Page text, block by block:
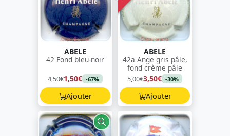
ABELE
42 Fond bleu-noir
4,50€1,50€ -67%
Ajouter
ABELE
42a Ange gris pâle,
fond crème pâle
5,00€3,50€ -30%
Ajouter